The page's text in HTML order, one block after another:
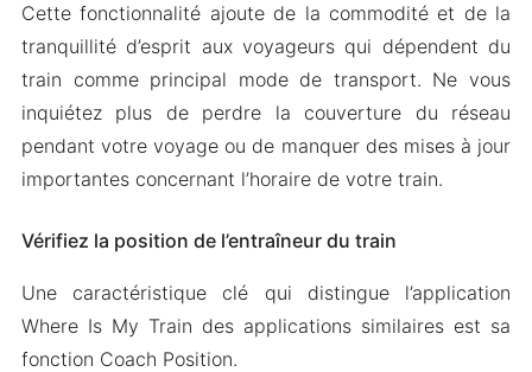
Cette fonctionnalité ajoute de la commodité et de la
tranquillité d’esprit aux voyageurs qui dépendent du
train comme principal mode de transport. Ne vous
inquiétez plus de perdre la couverture du réseau
pendant votre voyage ou de manquer des mises à jour
importantes concernant l’horaire de votre train.
Vérifiez la position de l’entraîneur du train
Une caractéristique clé qui distingue l’application
Where Is My Train des applications similaires est sa
fonction Coach Position.